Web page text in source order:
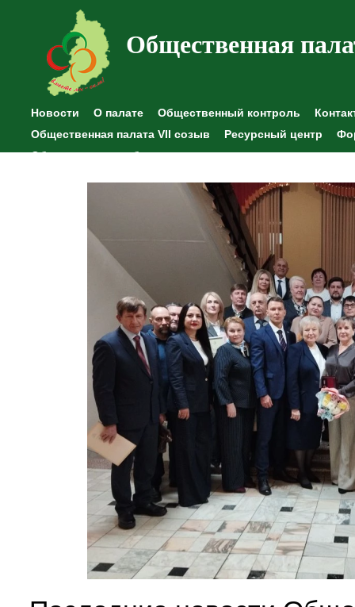
Общественная
Новости О палате Общественный контроль
Общественная палата VII созыв
Ресурсный центр
Общественные наблюдения